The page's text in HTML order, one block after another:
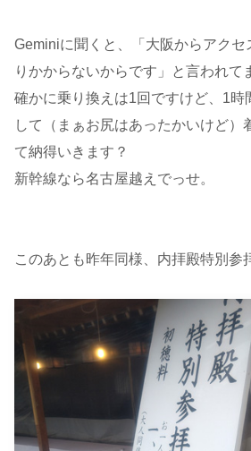
Geminiに聞くと、「大阪からアクセ
りかからないからです」と言われて
確かに乗り換えは1回ですけど、1時
して（まぁお尻はあったかいけど）
て納得いきます？
新幹線なら名古屋越えでっせ。
このあとも昨年同様、内拝殿特別